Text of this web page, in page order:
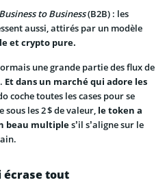
Business to Business(B2B) : les
aussi, attirés par un modèle
et crypto pure.
une grande partie des flux de
Et dans un marché qui adore les
coche toutes les cases pour se
sous les 2 $ de valeur, le token a
beau multiples’il s’aligne sur le
écrase tout